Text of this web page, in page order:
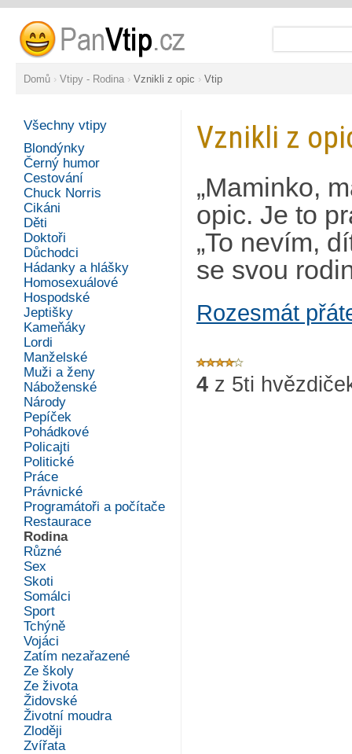
Domů › Vtipy - Rodina › Vznikli z opic › Vtip
Všechny vtipy
Blondýnky
Černý humor
Cestování
Chuck Norris
Cikáni
Děti
Doktoři
Důchodci
Hádanky a hlášky
Homosexuálové
Hospodské
Jeptišky
Kameňáky
Lordi
Manželské
Muži a ženy
Náboženské
Národy
Pepíček
Pohádkové
Policajti
Politické
Práce
Právnické
Programátoři a počítače
Restaurace
Rodina
Různé
Sex
Skoti
Somálci
Sport
Tchýně
Vojáci
Zatím nezařazené
Ze školy
Ze života
Židovské
Životní moudra
Zloději
Zvířata
Vznikli z
„Maminko,
opic. Je to
„To nevím,
se svou
Rozesmát
4 z 5ti